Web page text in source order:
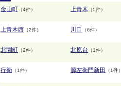
金山町 （4件） 上青木 （5件）
上青木西 （2件） 川口 （6件）
北園町 （2件） 北原台 （1件）
行衛 （1件） 源左衛門新田 （1件